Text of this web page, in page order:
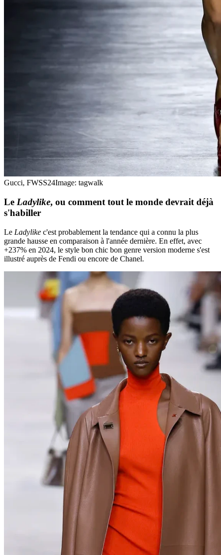
Gucci, FWSS24Image: tagwalk
Le Ladylike, ou comment tout le monde devrait déjà
s'habiller
Le Ladylike c'est probablement la tendance qui a connu la plus
grande hausse en comparaison à l'année dernière. En effet, avec
+237% en 2024, le style bon chic bon genre version moderne s'est
illustré auprès de Fendi ou encore de Chanel.